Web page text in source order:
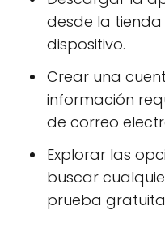
desde la
dispositivo.
Crear una
información
de correo
Explorar las
buscar
prueba